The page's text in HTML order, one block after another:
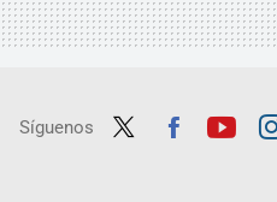
Síguenos